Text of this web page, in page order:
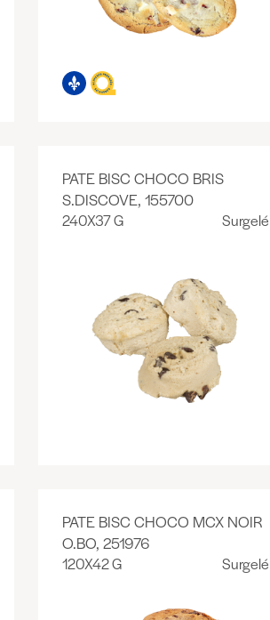
PATE BISC CHOCO BRIS
S.DISCOVE, 155700
240X37 G Surgelé
PATE BISC CHOCO MCX NOIR
O.BO, 251976
120X42 G Surgelé